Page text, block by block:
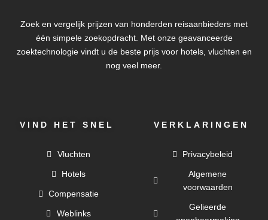
Zoek en vergelijk prijzen van honderden reisaanbieders met
één simpele zoekopdracht. Met onze geavanceerde
zoektechnologie vindt u de beste prijs voor hotels, vluchten en
nog veel meer.
VIND HET SNEL
Vluchten
Hotels
Compensatie
Weblinks
VERKLARINGEN
Privacybeleid
Algemene
voorwaarden
Gelieerde